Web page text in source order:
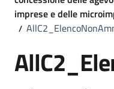
imprese e delle